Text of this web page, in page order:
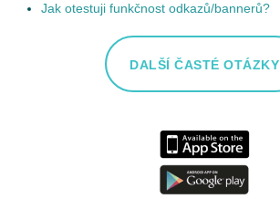
Jak otestuji funkčnost odkazů/bannerů?
DALŠÍ ČASTÉ OTÁZKY